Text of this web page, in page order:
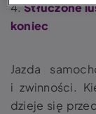
4.Stłuczone
koniec
Jazda
i zwinności.
dzieje się